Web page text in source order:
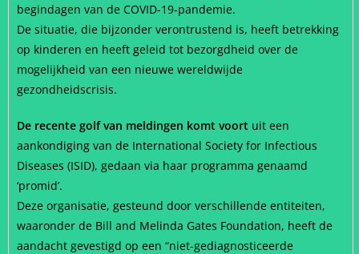
begindagen van de COVID-19-pandemie.
De situatie, die bijzonder verontrustend is, heeft betrekking
op kinderen en heeft geleid tot bezorgdheid over de
mogelijkheid van een nieuwe wereldwijde
gezondheidscrisis.
De recente golf van meldingen komt voort uit een
aankondiging van de International Society for Infectious
Diseases (ISID), gedaan via haar programma genaamd
‘promid’.
Deze organisatie, gesteund door verschillende entiteiten,
waaronder de Bill and Melinda Gates Foundation, heeft de
aandacht gevestigd op een “niet-gediagnosticeerde